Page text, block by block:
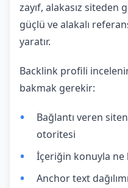
zayıf, alakasız siteden
güçlü ve alakalı
yaratır.
Backlink profili
bakmak gerekir:
Bağlantı veren
otoritesi
İçeriğin konuyla ne
Anchor text